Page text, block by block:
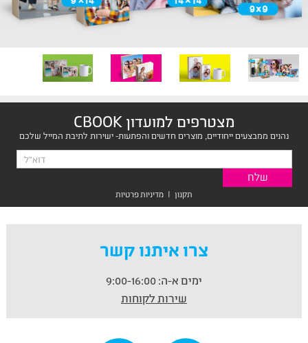
מצטרפים למועדון CBOOK
נהנים ממבצעים ייחודיים, מוצרים חדשים והפתעות- ישירות לתיבת המייל שלכם
תקנון | מדיניות פרטיות
צרו איתנו קשר
ימים א-ה:
שירות לקוחות